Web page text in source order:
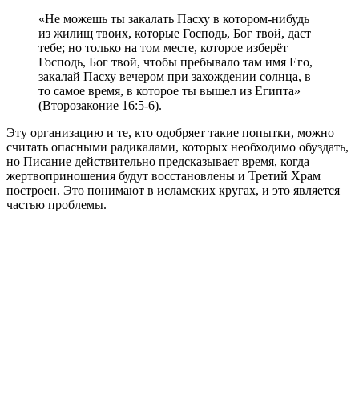
«Не можешь ты закалать Пасху в котором-нибудь
из жилищ твоих, которые Господь, Бог твой, даст
тебе; но только на том месте, которое изберёт
Господь, Бог твой, чтобы пребывало там имя Его,
закалай Пасху вечером при захождении солнца, в
то самое время, в которое ты вышел из Египта»
(Второзаконие 16:5-6).
Эту организацию и те, кто одобряет такие попытки, можно
считать опасными радикалами, которых необходимо обуздать,
но Писание действительно предсказывает время, когда
жертвоприношения будут восстановлены и Третий Храм
построен. Это понимают в исламских кругах, и это является
частью проблемы.